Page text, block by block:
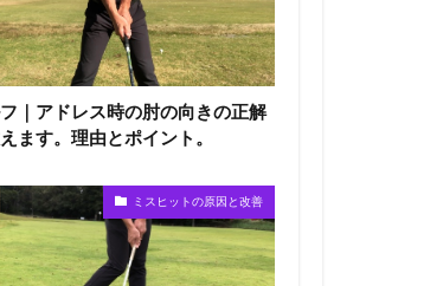
｜アドレス時の肘の向きの正解
ます。理由とポイント。
ミスヒットの原因と改善